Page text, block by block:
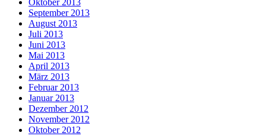
Oktober 2013
September 2013
August 2013
Juli 2013
Juni 2013
Mai 2013
April 2013
März 2013
Februar 2013
Januar 2013
Dezember 2012
November 2012
Oktober 2012